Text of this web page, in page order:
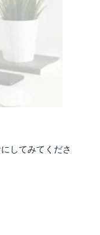
してみてくださ